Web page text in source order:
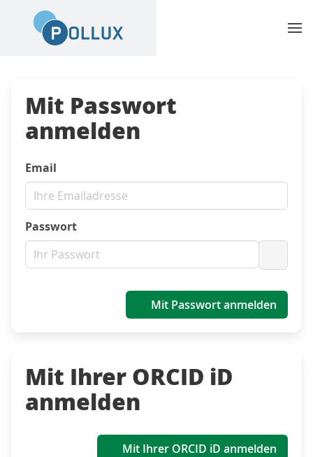
Mit Passwort
anmelden
Email
Passwort
Mit Passwort anmelden
Mit Ihrer ORCID iD
anmelden
Mit Ihrer ORCID iD anmelden